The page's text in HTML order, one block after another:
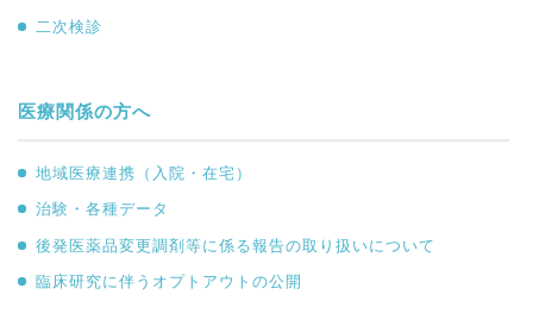
二次検診
医療関係の方へ
地域医療連携（入院・在宅）
治験・各種データ
後発医薬品変更調剤等に係る報告の取り扱いについて
臨床研究に伴うオプトアウトの公開